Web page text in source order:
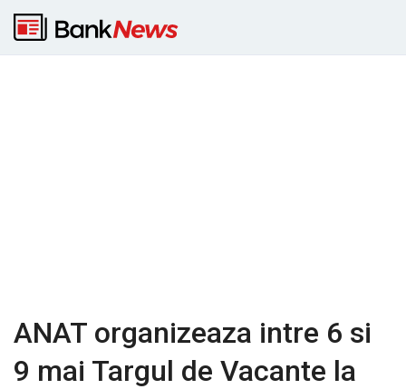
ANAT organizeaza intre 6 si
9 mai Targul de Vacante la